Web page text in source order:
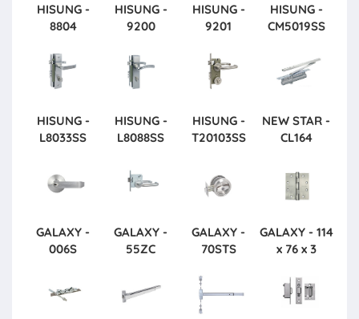
HISUNG -
8804
HISUNG -
9200
HISUNG -
9201
HISUNG -
CM5019SS
HISUNG -
L8033SS
HISUNG -
L8088SS
HISUNG -
T20103SS
NEW STAR -
CL164
GALAXY -
006S
GALAXY -
55ZC
GALAXY -
70STS
GALAXY - 114
x 76 x 3